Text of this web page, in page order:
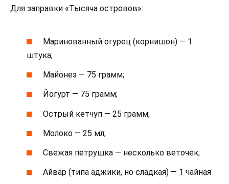
Для заправки «Тысяча островов»:
Маринованный огурец (корнишон) — 1
штука;
Майонез — 75 грамм;
Йогурт — 75 грамм;
Острый кетчуп — 25 грамм;
Молоко — 25 мл;
Свежая петрушка — несколько веточек;
Айвар (типа аджики, но сладкая) — 1 чайная